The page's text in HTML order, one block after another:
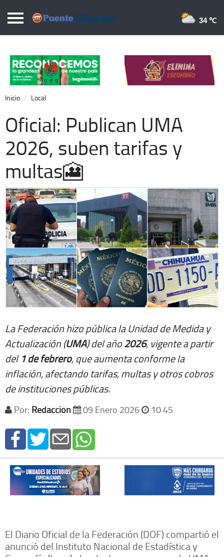
Puentelibre.mx
Local
Nacional
Opinión
Cronos
Economía
Espectáculos
Extra +
34 ℃
Inicio Local
Oficial: Publican UMA
2026, suben tarifas y
multas🎦
La Federación hizo pública la Unidad de Medida y
Actualización (UMA) del año2026, vigente a partir
del 1 de febrero, que aumenta conforme la
inflación, afectando tarifas, multas y otros cobros
de instituciones públicas.
Por: Redacción 09 Enero 2026 10 45
El Diario Oficial de la Federación (DOF) compartió el
anunció del Instituto Nacional de Estadística y